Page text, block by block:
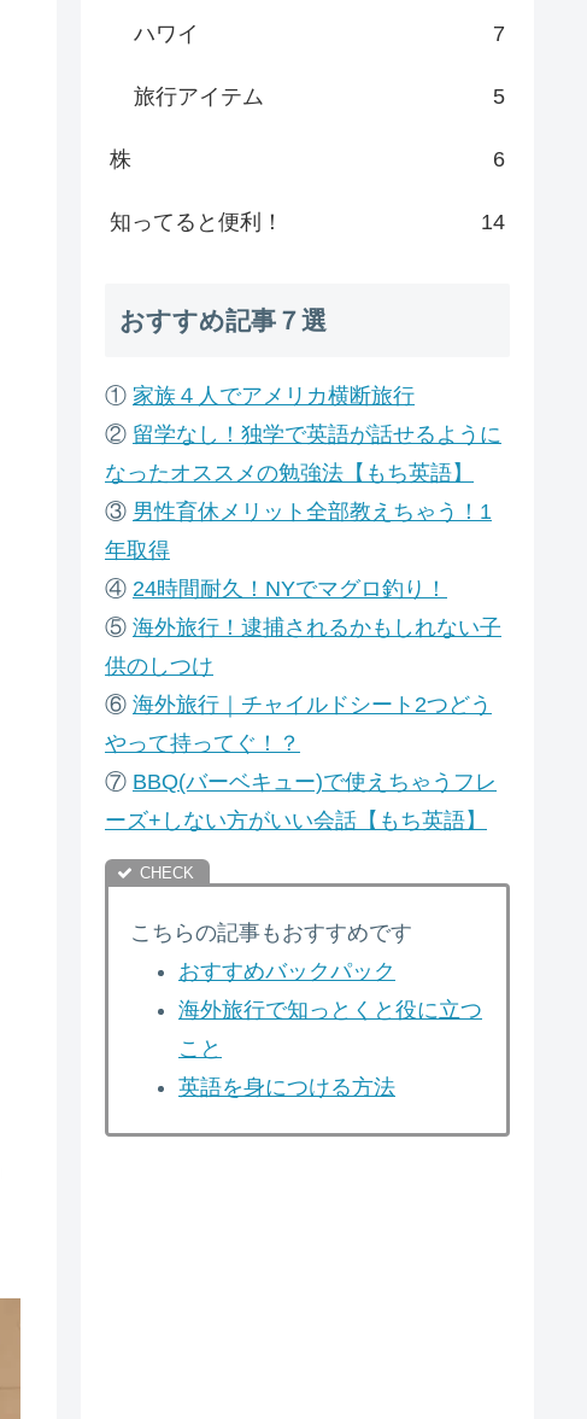
ハワイ 7
旅行アイテム 5
株 6
知ってると便利！ 14
おすすめ記事７選
① 家族４人でアメリカ横断旅行
② 留学なし！独学で英語が話せるように
なったオススメの勉強法【もち英語】
③ 男性育休メリット全部教えちゃう！1
年取得
④ 24時間耐久！NYでマグロ釣り！
⑤ 海外旅行！逮捕されるかもしれない子
供のしつけ
⑥ 海外旅行｜チャイルドシート2つどう
やって持ってぐ！？
⑦ BBQ(バーベキュー)で使えちゃうフレ
ーズ+しない方がいい会話【もち英語】
こちらの記事もおすすめです
おすすめバックパック
海外旅行で知っとくと役に立つ
こと
英語を身につける方法